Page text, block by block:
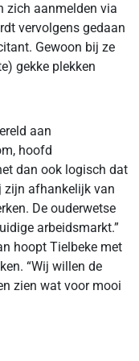
zich aanmelden via
vervolgens gedaan
Gewoon bij ze
gekke plekken
aan
hoofd
dan ook logisch dat
zijn afhankelijk van
De ouderwetse
arbeidsmarkt.”
hoopt Tielbeke met
“Wij willen de
zien wat voor mooi